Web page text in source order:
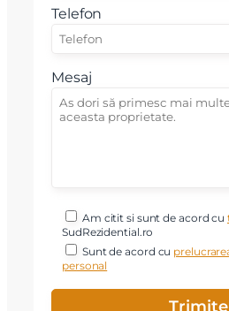
Telefon
Mesaj
Am citit si sunt de acord cu
SudRezidential.ro
Sunt de acord cu
personal